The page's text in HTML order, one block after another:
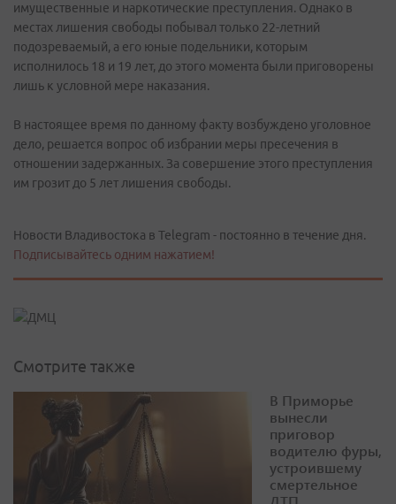
имущественные и наркотические преступления. Однако в
местах лишения свободы побывал только 22-летний
подозреваемый, а его юные подельники, которым
исполнилось 18 и 19 лет, до этого момента были приговорены
лишь к условной мере наказания.
В настоящее время по данному факту возбуждено уголовное
дело, решается вопрос об избрании меры пресечения в
отношении задержанных. За совершение этого преступления
им грозит до 5 лет лишения свободы.
Новости Владивостока в Telegram - постоянно в течение дня.
Подписывайтесь одним нажатием!
Смотрите также
В Приморье
вынесли
приговор
водителю фуры,
устроившему
смертельное